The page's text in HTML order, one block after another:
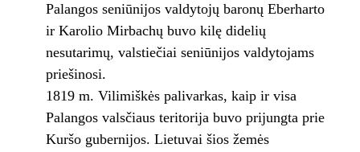
Palangos seniūnijos valdytojų baronų Eberharto
ir Karolio Mirbachų buvo kilę didelių
nesutarimų, valstiečiai seniūnijos valdytojams
priešinosi.
1819 m. Vilimiškės palivarkas, kaip ir visa
Palangos valsčiaus teritorija buvo prijungta prie
Kuršo gubernijos. Lietuvai šios žemės